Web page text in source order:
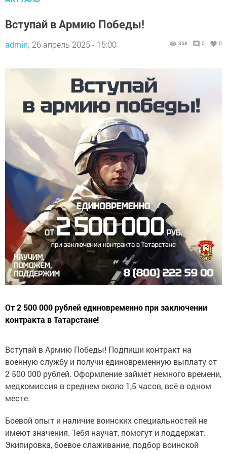
Вступай в Армию Победы!
admin, 26 апрель 2025 - 15:00 368 0 0
От 2 500 000 рублей единовременно при заключении
контракта в Татарстане!
Вступай в Армию Победы! Подпиши контракт на
военную службу и получи единовременную выплату от
2 500 000 рублей. Оформление займет немного времени,
медкомиссия в среднем около 1,5 часов, всё в одном
месте.
Боевой опыт и наличие воинских специальностей не
имеют значения. Тебя научат, помогут и поддержат.
Экипировка, боевое слаживание, подбор воинской